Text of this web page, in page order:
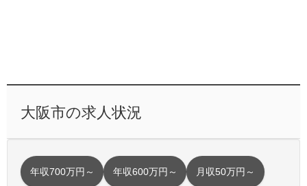
大阪市の求人状況
年収700万円～ 年収600万円～ 月収50万円～